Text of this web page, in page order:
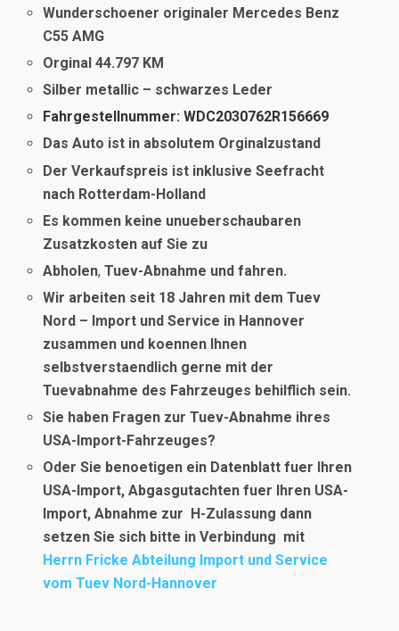
Wunderschoener originaler Mercedes Benz
C55 AMG
Orginal 44.797 KM
Silber metallic – schwarzes Leder
Fahrgestellnummer: WDC2030762R156669
Das Auto ist in absolutem Orginalzustand
Der Verkaufspreis ist inklusive Seefracht
nach Rotterdam-Holland
Es kommen keine unueberschaubaren
Zusatzkosten auf Sie zu
Abholen,Tuev-Abnahme und fahren.
Wir arbeiten seit 18 Jahren mit dem Tuev
Nord – Import und Service in Hannover
zusammen und koennen Ihnen
selbstverstaendlich gerne mit der
Tuevabnahme des Fahrzeuges behilflich sein.
Sie haben Fragen zur Tuev-Abnahme ihres
USA-Import-Fahrzeuges?
Oder Sie benoetigen ein Datenblatt fuer Ihren
USA-Import, Abgasgutachten fuer Ihren USA-
Import, Abnahme zur H-Zulassung dann
setzen Sie sich bitte in Verbindung mit
Herrn Fricke Abteilung Import und Service
vom Tuev Nord-Hannover